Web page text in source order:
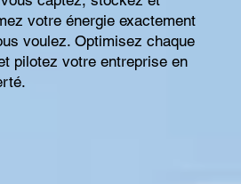
votre énergie exactement
voulez. Optimisez chaque
pilotez votre entreprise en